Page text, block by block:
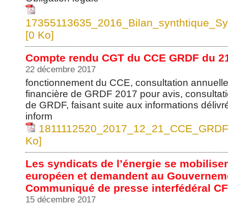
[0 Ko]
Compte rendu CGT du CCE GRDF du
22 décembre 2017
fonctionnement du CCE, consultation
financière de GRDF 2017 pour avis,
de GRDF, faisant suite aux informations
inform
Ko]
Les syndicats de l’énergie se
européen et demandent au
Communiqué de presse interfédéral
15 décembre 2017